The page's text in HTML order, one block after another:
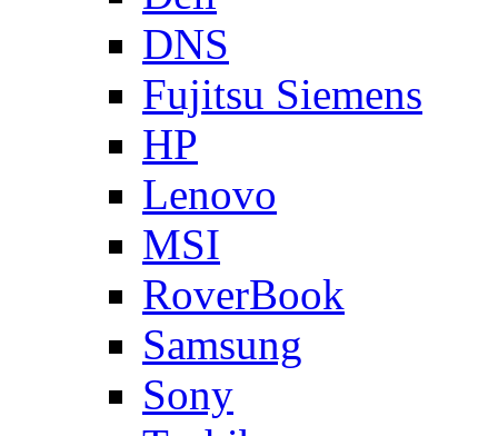
DNS
Fujitsu Siemens
HP
Lenovo
MSI
RoverBook
Samsung
Sony